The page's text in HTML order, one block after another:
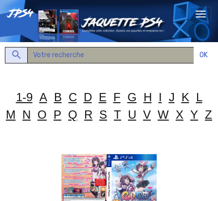
OK
1-9 A B C D E F G H I J K
L
M
N O P Q R S T U V W X Y Z